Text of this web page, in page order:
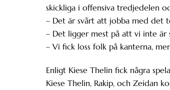
skickliga i offensiva tredjedelen
– Det är svårt att jobba med det
– Det ligger mest på att vi inte är
– Vi fick loss folk på kanterna,
Enligt Kiese Thelin fick några
Kiese Thelin, Rakip, och Zeidan